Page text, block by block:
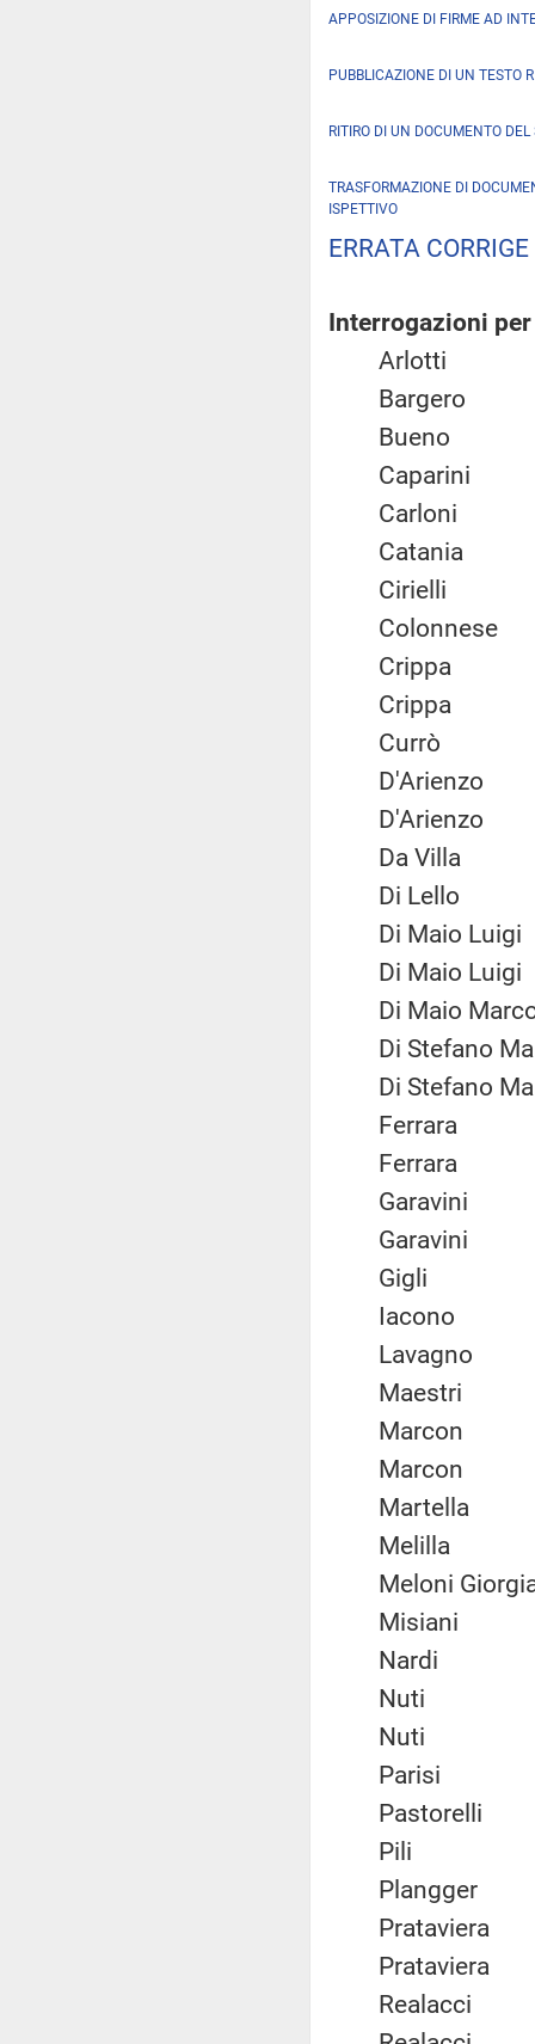
APPOSIZIONE DI FIRME AD
PUBBLICAZIONE DI UN TESTO
RITIRO DI UN DOCUMENTO
TRASFORMAZIONE DI
ISPETTIVO
ERRATA CORRIGE
Interrogazioni
Arlotti
Bargero
Bueno
Caparini
Carloni
Catania
Cirielli
Crippa
Crippa
Currò
D'Arienzo
D'Arienzo
Da Villa
Di Lello
Di Maio
Di Maio
Di Maio
Di Stefano
Di Stefano
Ferrara
Ferrara
Garavini
Garavini
Gigli
Iacono
Lavagno
Maestri
Marcon
Marcon
Martella
Melilla
Meloni
Misiani
Nardi
Nuti
Nuti
Parisi
Pastorelli
Pili
Plangger
Realacci